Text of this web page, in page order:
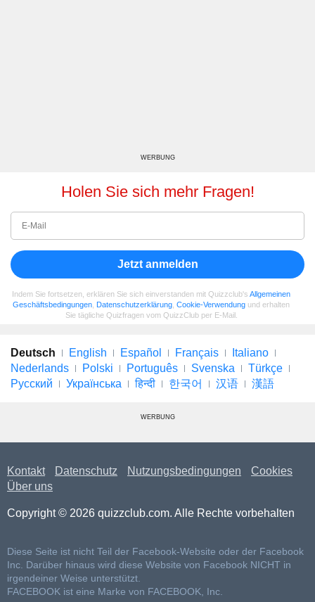
WERBUNG
Holen Sie sich mehr Fragen!
Jetzt anmelden
Indem Sie fortsetzen, erklären Sie sich einverstanden mit Quizzclub's Allgemeinen
Geschäftsbedingungen Datenschutzerklärung Cookie-Verwendung und erhalten
Sie tägliche Quizfragen vom QuizzClub per E-Mail.
Deutsch English Español Français
Italiano
Nederlands
Polski Português Svenska
Türkçe
Русский
Українська हिन्दी 한국어 汉语 漢語
WERBUNG
Kontakt Datenschutz Nutzungsbedingungen
Cookies
Über uns
Copyright © 2026 quizzclub.com. Alle Rechte vorbehalten
Diese Seite ist nicht Teil der Facebook-Website oder der Facebook
Inc. Darüber hinaus wird diese Website von Facebook NICHT in
irgendeiner Weise unterstützt.
FACEBOOK ist eine Marke von FACEBOOK, Inc.